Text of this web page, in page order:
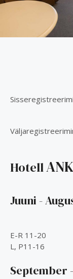
Hotell
Juuni -
E-R 11-20
L, P11-16
September